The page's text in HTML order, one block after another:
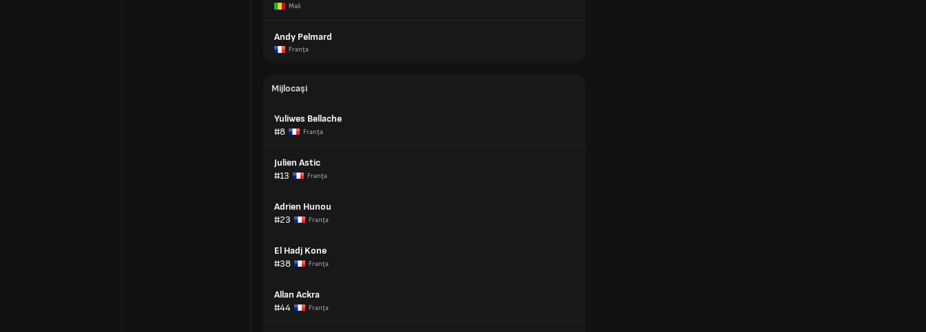
Mali
Andy Pelmard
Franţa
Mijlocași
Yuliwes Bellache
#8
Franţa
Julien Astic
#13
Franţa
Adrien Hunou
#23
Franţa
El Hadj Kone
#38
Franţa
Allan Ackra
#44
Franţa